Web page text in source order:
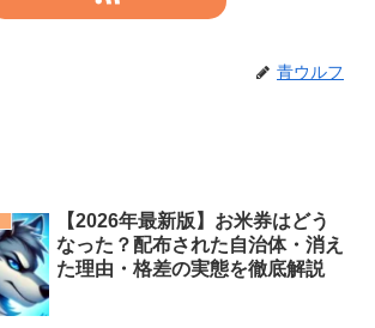
青ウルフ
【2026年最新版】お米券はどう
なった？配布された自治体・消え
た理由・格差の実態を徹底解説